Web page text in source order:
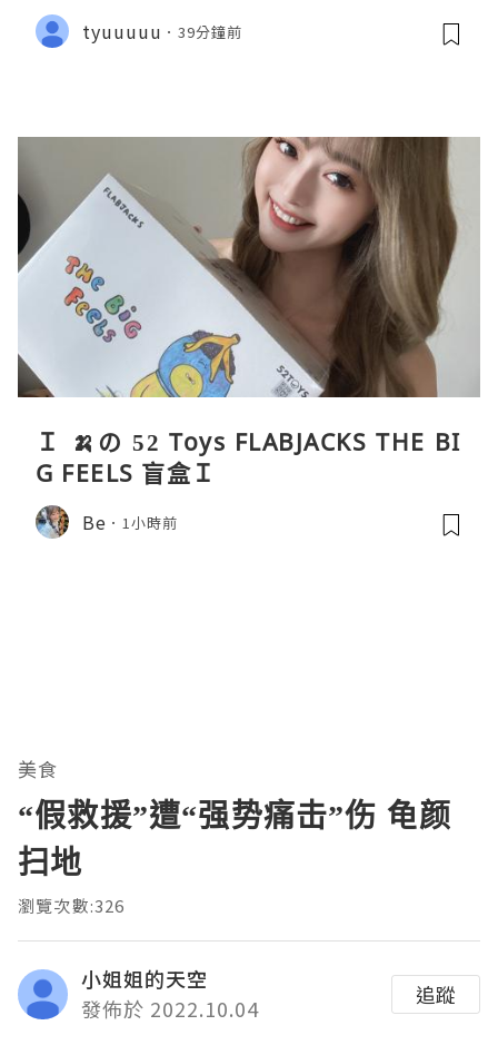
tyuuuuu 39分鐘前
Ｉ 🍌の 52 Toys FLABJACKS THE BI
G FEELS 盲盒Ｉ
Be 1小時前
美食
“假救援”遭“强势痛击”伤 龟颜
扫地
瀏覽次數:326
小姐姐的天空
發佈於 2022.10.04
追蹤